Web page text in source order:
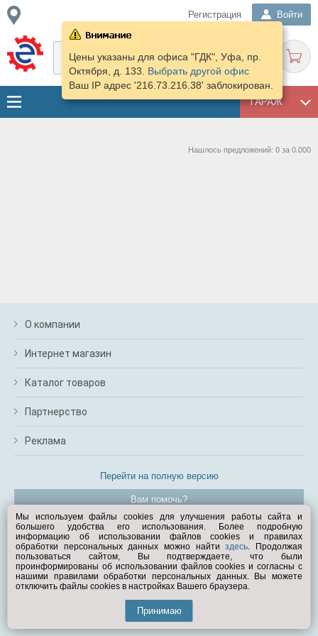
Регистрация Войти
ГАРАЖ
Цены указаны для офиса "ГДК", Уфа, пр.
Октября, д. 133. Выбрать другой офис
Ваш IP адрес '216.73.216.38' заблокирован.
Нашлось предложений: 0 за 0.000
О компании
Интернет магазин
Каталог товаров
Партнерство
Реклама
Перейти на полную версию
Вам помочь?
© Exist.ru 1998—2026
Мы используем файлы cookies для улучшения работы сайта и
большего удобства его использования. Более подробную
информацию об использовании файлов cookies и правилах
обработки персональных данных можно найтиздесь. Продолжая
пользоваться сайтом, Вы подтверждаете, что были
проинформированы об использовании файлов cookies и согласны с
нашими правилами обработки персональных данных. Вы можете
отключить файлы cookies в настройках Вашего браузера.
Принимаю